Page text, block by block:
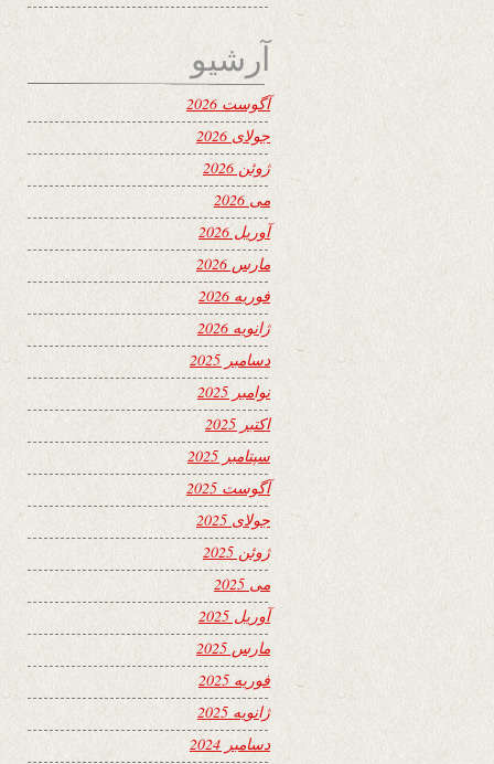
آرشیو
آگوست 2026
جولای 2026
ژوئن 2026
می 2026
آوریل 2026
مارس 2026
فوریه 2026
ژانویه 2026
دسامبر 2025
نوامبر 2025
اکتبر 2025
سپتامبر 2025
آگوست 2025
جولای 2025
ژوئن 2025
می 2025
آوریل 2025
مارس 2025
فوریه 2025
ژانویه 2025
دسامبر 2024